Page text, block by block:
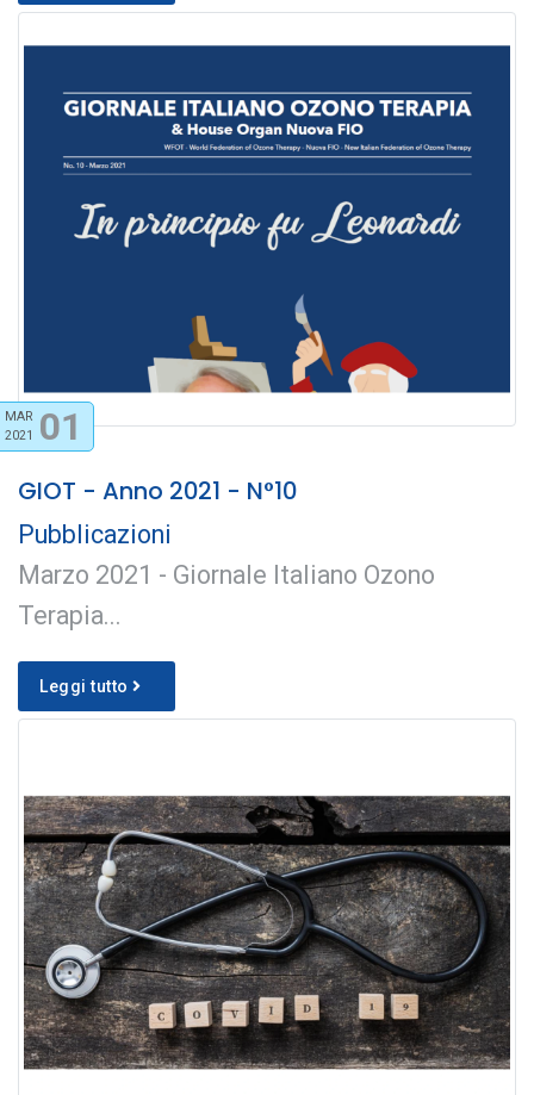
MAR
2021
01
GIOT - Anno 2021 - N°10
Pubblicazioni
Marzo 2021 - Giornale Italiano Ozono
Terapia...
Leggi tutto